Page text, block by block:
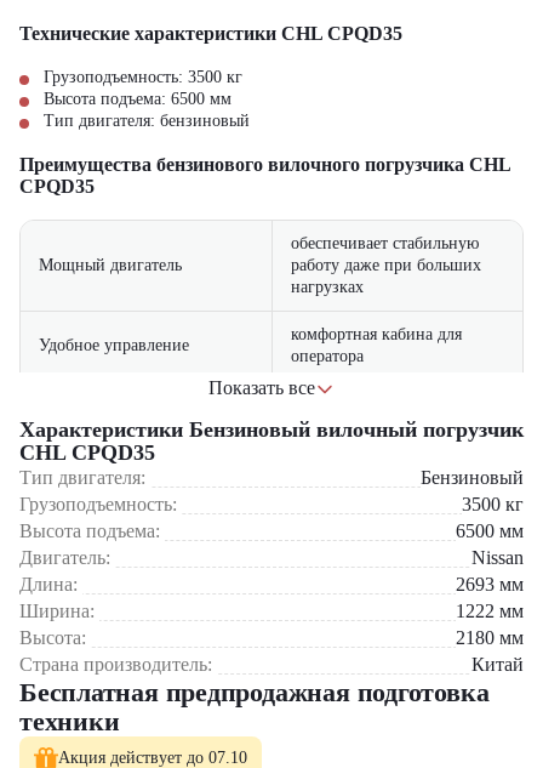
Технические характеристики CHL CPQD35
Грузоподъемность: 3500 кг
Высота подъема: 6500 мм
Тип двигателя: бензиновый
Преимущества бензинового вилочного погрузчика CHL
CPQD35
Мощный двигатель
обеспечивает стабильную
работу даже при больших
нагрузках
Удобное управление
комфортная кабина для
оператора
Надежная конструкция
устойчивость на рабочем
Простота обслуживания
минимальные затраты на
техническое обслуживание
Где применяется вилочный погрузчик CHL CPQD35?
Складские помещения и логистические центры
Производственные предприятия и заводы
Строительные объекты
Грузовые терминалы и транспортные компании
Почему стоит выбрать CHL CPQD35?
Показать все
Характеристики Бензиновый вилочный погрузчик
CHL CPQD35
Тип двигателя:
Бензиновый
Грузоподъемность:
3500 кг
Высота подъема:
6500 мм
Двигатель:
Nissan
Длина:
2693 мм
Ширина:
1222 мм
Высота:
2180 мм
Страна производитель:
Китай
Бесплатная предпродажная подготовка
техники
Акция действует до 07.10